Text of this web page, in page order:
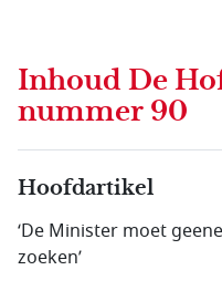
Inhoud De
nummer 90
Hoofdartikel
‘De Minister moet
zoeken’